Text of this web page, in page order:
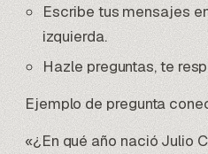
Escribe tus mensajes
izquierda.
Hazle preguntas, te
Ejemplo de pregunta
«¿En qué año nació Julio